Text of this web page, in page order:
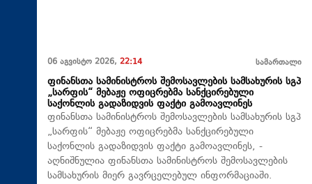
06 აგვისტო 2026, 22:14 სამართალი
ფინანსთა სამინისტროს შემოსავლების სამსახურის სგპ
„სარფის“ მებაჟე ოფიცრებმა სანქცირებული
საქონლის გადაზიდვის ფაქტი გამოავლინეს
ფინანსთა სამინისტროს შემოსავლების სამსახურის სგპ
„სარფის“ მებაჟე ოფიცრებმა სანქცირებული
საქონლის გადაზიდვის ფაქტი გამოავლინეს, -
აღნიშნულია ფინანსთა სამინისტროს შემოსავლების
სამსახურის მიერ გავრცელებულ ინფორმაციაში.